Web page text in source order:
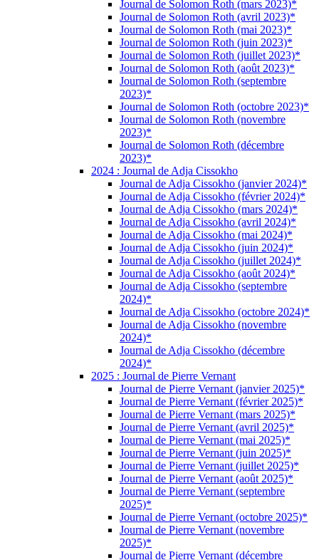
Journal de Solomon Roth (mars 2023)*
Journal de Solomon Roth (avril 2023)*
Journal de Solomon Roth (mai 2023)*
Journal de Solomon Roth (juin 2023)*
Journal de Solomon Roth (juillet 2023)*
Journal de Solomon Roth (août 2023)*
Journal de Solomon Roth (septembre
2023)*
Journal de Solomon Roth (octobre 2023)*
Journal de Solomon Roth (novembre
2023)*
Journal de Solomon Roth (décembre
2023)*
2024 : Journal de Adja Cissokho
Journal de Adja Cissokho (janvier 2024)*
Journal de Adja Cissokho (février 2024)*
Journal de Adja Cissokho (mars 2024)*
Journal de Adja Cissokho (avril 2024)*
Journal de Adja Cissokho (mai 2024)*
Journal de Adja Cissokho (juin 2024)*
Journal de Adja Cissokho (juillet 2024)*
Journal de Adja Cissokho (août 2024)*
Journal de Adja Cissokho (septembre
2024)*
Journal de Adja Cissokho (octobre 2024)*
Journal de Adja Cissokho (novembre
2024)*
Journal de Adja Cissokho (décembre
2024)*
2025 : Journal de Pierre Vernant
Journal de Pierre Vernant (janvier 2025)*
Journal de Pierre Vernant (février 2025)*
Journal de Pierre Vernant (mars 2025)*
Journal de Pierre Vernant (avril 2025)*
Journal de Pierre Vernant (mai 2025)*
Journal de Pierre Vernant (juin 2025)*
Journal de Pierre Vernant (juillet 2025)*
Journal de Pierre Vernant (août 2025)*
Journal de Pierre Vernant (septembre
2025)*
Journal de Pierre Vernant (octobre 2025)*
Journal de Pierre Vernant (novembre
2025)*
Journal de Pierre Vernant (décembre